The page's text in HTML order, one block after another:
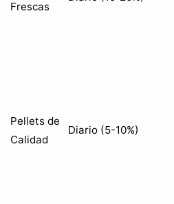
Frescas
Pellets de
Calidad
Diario (5-10%)